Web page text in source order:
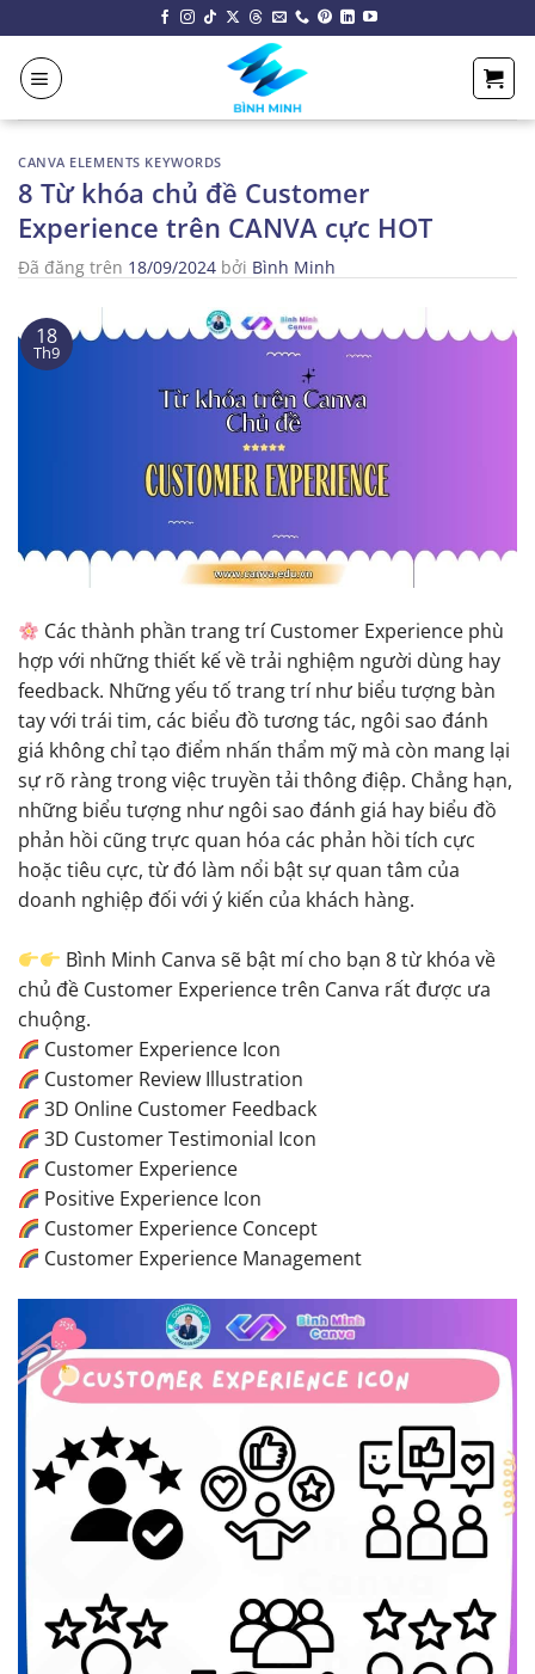
đến
nội
dung
CANVA ELEMENTS KEYWORDS
8 Từ khóa chủ đề Customer
Experience trên CANVA cực HOT
Đã đăng trên 18/09/2024 bởi Bình Minh
18
Th9
Các thành phần trang trí Customer Experience phù
hợp với những thiết kế về trải nghiệm người dùng hay
feedback. Những yếu tố trang trí như biểu tượng bàn
tay với trái tim, các biểu đồ tương tác, ngôi sao đánh
giá không chỉ tạo điểm nhấn thẩm mỹ mà còn mang lại
sự rõ ràng trong việc truyền tải thông điệp. Chẳng hạn,
những biểu tượng như ngôi sao đánh giá hay biểu đồ
phản hồi cũng trực quan hóa các phản hồi tích cực
hoặc tiêu cực, từ đó làm nổi bật sự quan tâm của
doanh nghiệp đối với ý kiến của khách hàng.
Bình Minh Canva sẽ bật mí cho bạn 8 từ khóa về
chủ đề Customer Experience trên Canva rất được ưa
chuộng.
Customer Experience Icon
Customer Review Illustration
3D Online Customer Feedback
3D Customer Testimonial Icon
Customer Experience
Positive Experience Icon
Customer Experience Concept
Customer Experience Management